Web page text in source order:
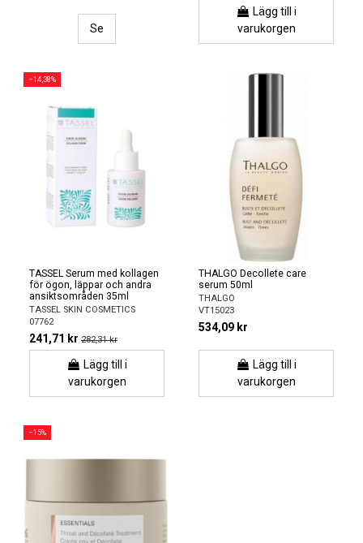
Se
Lägg till i
varukorgen
−14,38%
TASSEL Serum med kollagen
för ögon, läppar och andra
ansiktsområden 35ml
TASSEL SKIN COSMETICS
07762
241,71 kr 282,31 kr
Lägg till i
varukorgen
THALGO Decollete care
serum 50ml
THALGO
VT15023
534,09 kr
Lägg till i
varukorgen
−15%